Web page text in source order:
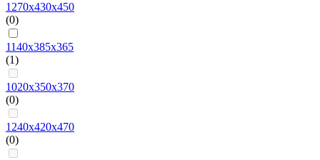
1270х430х450
(0)
1140х385х365
(1)
1020х350х370
(0)
1240х420х470
(0)